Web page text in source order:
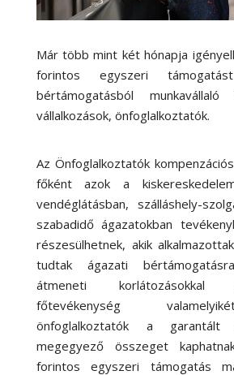
Már több mint két hónapja
forintos egyszeri
bértámogatásból
vállalkozások, önfoglalkoztatók.
Az Önfoglalkoztatók
főként azok a
vendéglátásban, szálláshely-
szabadidő ágazatokban
részesülhetnek, akik
tudtak ágazati
átmeneti
főtevékenység
önfoglalkoztatók a garantált
megegyező összeget
forintos egyszeri támogatás